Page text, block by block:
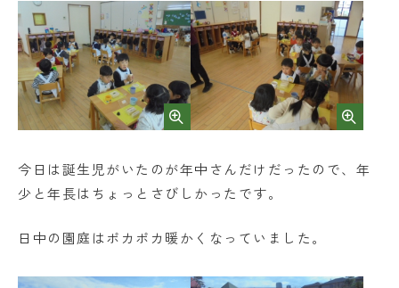
今日は誕生児がいたのが年中さんだけだったので、年
少と年長はちょっとさびしかったです。
日中の園庭はポカポカ暖かくなっていました。